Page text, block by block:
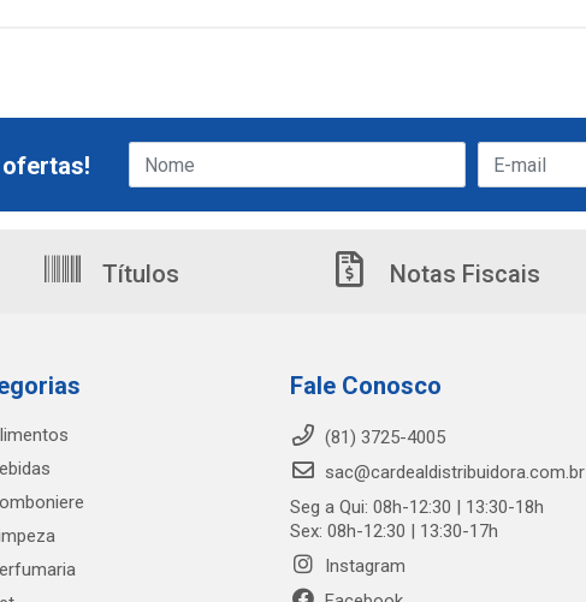
Títulos Notas Fiscais
Fale Conosco
(81) 3725-4005
sac@cardealdistribuidora.com.br
Seg a Qui: 08h-12:30 | 13:30-18h
Sex: 08h-12:30 | 13:30-17h
Instagram